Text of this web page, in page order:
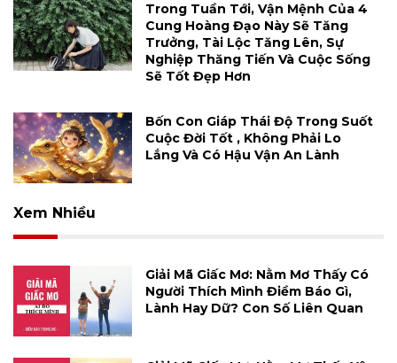
Trong Tuần Tới, Vận Mệnh Của 4
Cung Hoàng Đạo Này Sẽ Tăng
Trưởng, Tài Lộc Tăng Lên, Sự
Nghiệp Thăng Tiến Và Cuộc Sống
Sẽ Tốt Đẹp Hơn
Bốn Con Giáp Thái Độ Trong Suốt
Cuộc Đời Tốt , Không Phải Lo
Lắng Và Có Hậu Vận An Lành
Xem Nhiều
Giải Mã Giấc Mơ: Nằm Mơ Thấy Có
Người Thích Mình Điềm Báo Gì,
Lành Hay Dữ? Con Số Liên Quan